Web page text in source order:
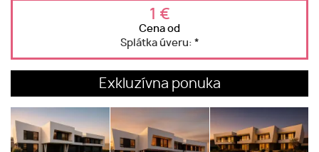
1 €
Cena od
Splátka úveru: *
Exkluzívna ponuka